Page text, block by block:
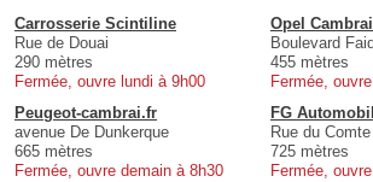
Carrosserie Scintiline
Rue de Douai
290 mètres
Fermée, ouvre lundi à 9h00
Opel
Boulevard
455 mètres
Fermée,
Peugeot-cambrai.fr
avenue De Dunkerque
665 mètres
Fermée, ouvre demain à 8h30
FG
Rue du
725 mètres
Fermée,